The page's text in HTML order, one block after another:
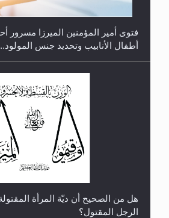
رأيٌ في لغة المسيح الموعود عليه
فتوى أمير المؤمنين الميرزا مسرور
أطفال الأنابيب وتحديد جنس المولود..
هل من الصحيح أن ديّة المرأة
الرجل المقتول؟